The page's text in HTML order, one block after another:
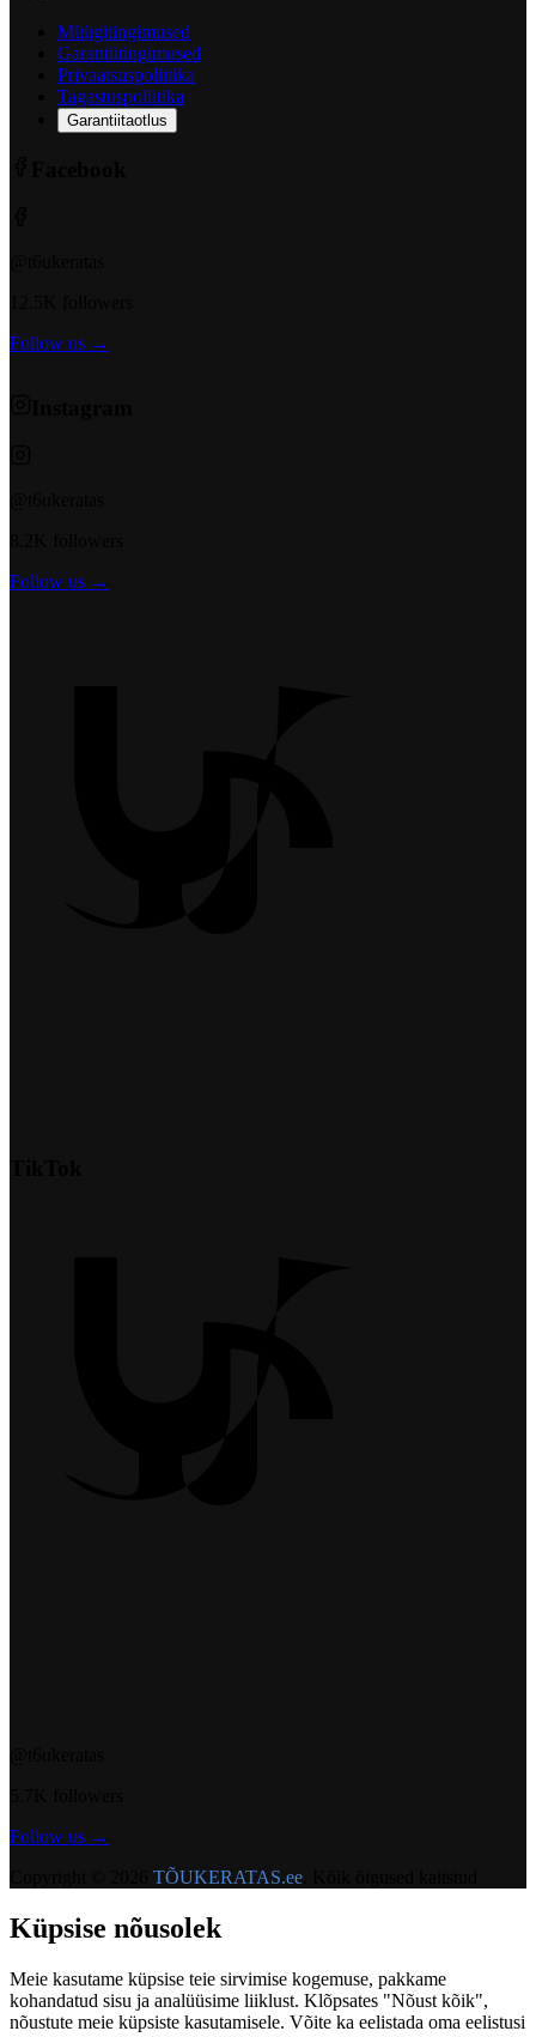
Müügitingimused
Garantiitingimused
Privaatsuspoliitika
Tagastuspoliitika
Garantiitaotlus
Follow us →
Follow us →
Follow us →
TÕUKERATAS.ee
Küpsise nõusolek
Meie kasutame küpsise teie sirvimise kogemuse, pakkame
kohandatud sisu ja analüüsime liiklust. Klõpsates "Nõust kõik",
nõustute meie küpsiste kasutamisele. Võite ka eelistada oma eelistusi